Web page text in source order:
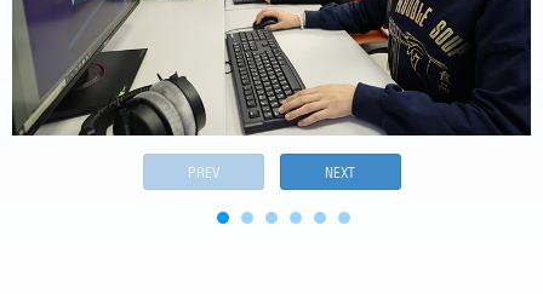
PREV NEXT